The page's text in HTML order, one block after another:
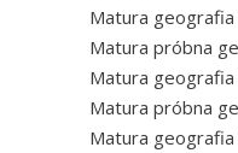
Matura
Matura próbna
Matura
Matura próbna
Matura